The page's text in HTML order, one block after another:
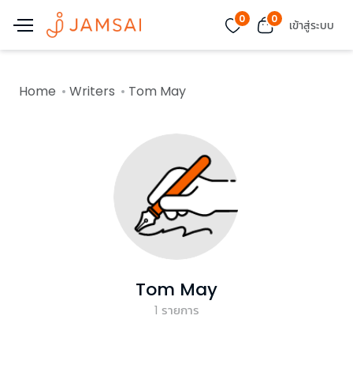
0 0 เข้าสู่ระบบ
Home Writers Tom May
Tom May
1 รายการ